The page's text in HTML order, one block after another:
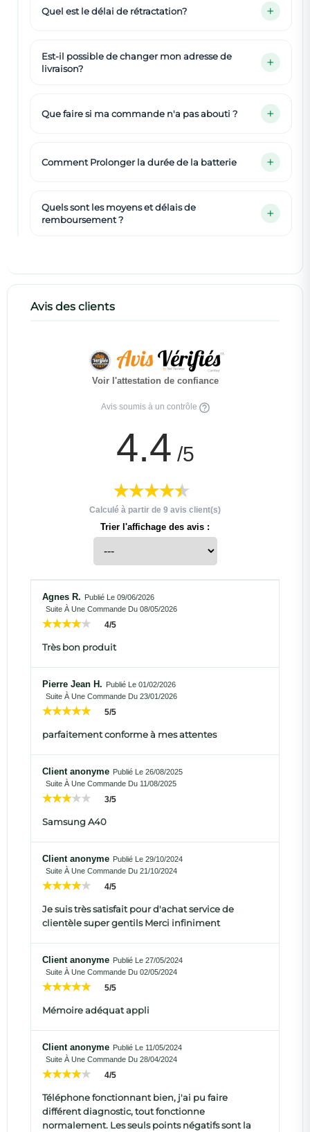
Quel est le délai de rétractation?
Est-il possible de changer mon adresse de
livraison?
Que faire si ma commande n'a pas abouti ?
Comment Prolonger la durée de la batterie
Quels sont les moyens et délais de
remboursement ?
Avis des clients
Voir l'attestation de confiance
Avis soumis à un contrôle
4.4 /5
Calculé à partir de 9 avis client(s)
Trier l'affichage des avis :
Agnes R. Publié Le 09/06/2026
Suite À Une Commande Du 08/05/2026
4/5
Très bon produit
Pierre Jean H. Publié Le 01/02/2026
Suite À Une Commande Du 23/01/2026
5/5
parfaitement conforme à mes attentes
Client anonyme Publié Le 26/08/2025
Suite À Une Commande Du 11/08/2025
3/5
Samsung A40
Client anonyme Publié Le 29/10/2024
Suite À Une Commande Du 21/10/2024
4/5
Je suis très satisfait pour d'achat service de
clientèle super gentils Merci infiniment
Client anonyme Publié Le 27/05/2024
Suite À Une Commande Du 02/05/2024
5/5
Mémoire adéquat appli
Client anonyme Publié Le 11/05/2024
Suite À Une Commande Du 28/04/2024
4/5
Téléphone fonctionnant bien, j'ai pu faire
différent diagnostic, tout fonctionne
normalement. Les seuls points négatifs sont la